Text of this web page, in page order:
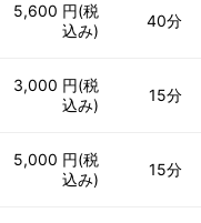
5,600 円(税
込み)
40分
3,000 円(税
込み)
15分
5,000 円(税
込み)
15分